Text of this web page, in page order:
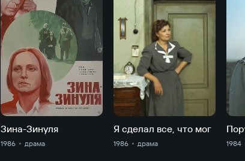
Зина-Зинуля
1986 драма
Я сделал все, что мог
1986 драма 1984